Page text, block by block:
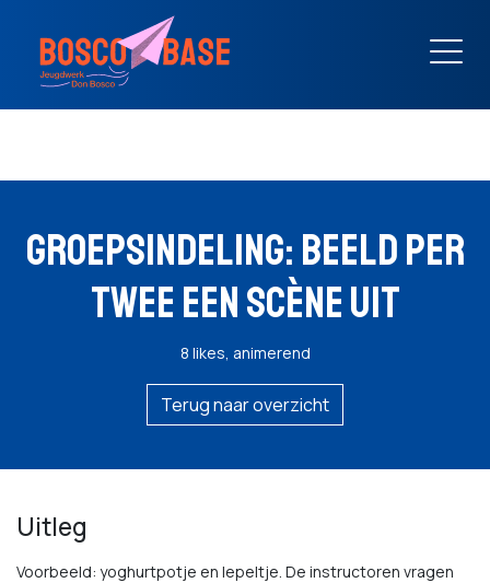
GROEPSINDELING: BEELD PER
TWEE EEN SCÈNE UIT
8 likes, animerend
Terug naar overzicht
Uitleg
Voorbeeld: yoghurtpotje en lepeltje. De instructoren vragen